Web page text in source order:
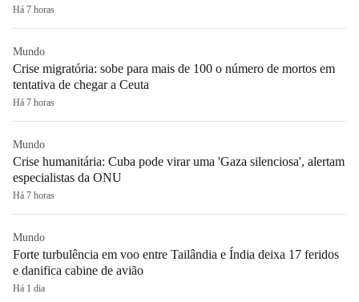
Há 7 horas
Mundo
Crise migratória: sobe para mais de 100 o número de mortos em
tentativa de chegar a Ceuta
Há 7 horas
Mundo
Crise humanitária: Cuba pode virar uma 'Gaza silenciosa', alertam
especialistas da ONU
Há 7 horas
Mundo
Forte turbulência em voo entre Tailândia e Índia deixa 17 feridos
e danifica cabine de avião
Há 1 dia